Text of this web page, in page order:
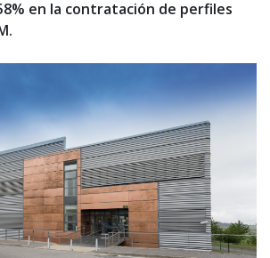
en la contratación de perfiles